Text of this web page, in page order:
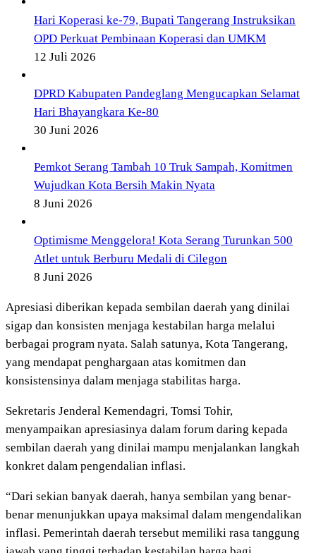
Hari Koperasi ke-79, Bupati Tangerang Instruksikan
OPD Perkuat Pembinaan Koperasi dan UMKM
12 Juli 2026
DPRD Kabupaten Pandeglang Mengucapkan Selamat
Hari Bhayangkara Ke-80
30 Juni 2026
Pemkot Serang Tambah 10 Truk Sampah, Komitmen
Wujudkan Kota Bersih Makin Nyata
8 Juni 2026
Optimisme Menggelora! Kota Serang Turunkan 500
Atlet untuk Berburu Medali di Cilegon
8 Juni 2026
Apresiasi diberikan kepada sembilan daerah yang dinilai
sigap dan konsisten menjaga kestabilan harga melalui
berbagai program nyata. Salah satunya, Kota Tangerang,
yang mendapat penghargaan atas komitmen dan
konsistensinya dalam menjaga stabilitas harga.
Sekretaris Jenderal Kemendagri, Tomsi Tohir,
menyampaikan apresiasinya dalam forum daring kepada
sembilan daerah yang dinilai mampu menjalankan langkah
konkret dalam pengendalian inflasi.
“Dari sekian banyak daerah, hanya sembilan yang benar-
benar menunjukkan upaya maksimal dalam mengendalikan
inflasi. Pemerintah daerah tersebut memiliki rasa tanggung